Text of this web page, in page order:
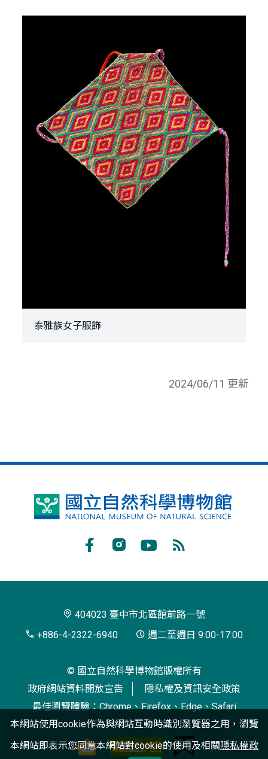
泰雅族女子服飾
2024/06/11 更新
國
博
閱
404023 臺中市北區館前路一號
+886-4-2322-6940
週二至週日 9:00-17:00
© 國立自然科學博物館版權所有
政府網站資料開放宣告
隱私權及資訊安全政策
最佳瀏覽體驗：Chrome、Firefox、Edge、Safari
本網站使用cookie作為與網站互動時識別瀏覽器之用，瀏覽
本網站即表示您同意本網站對cookie的使用及相關隱私權政